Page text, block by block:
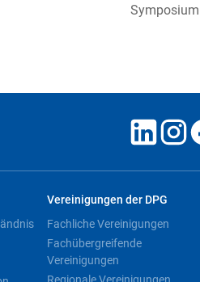
Vereinigungen der DPG
Fachliche Vereinigungen
Fachübergreifende
Vereinigungen
Regionale Vereinigungen